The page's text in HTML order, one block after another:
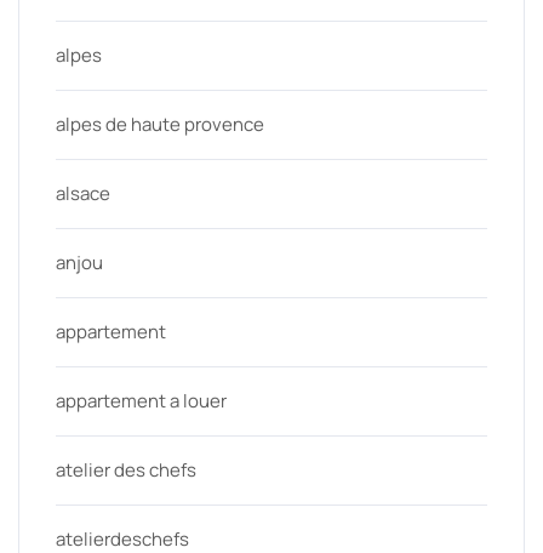
alpes
alpes de haute provence
alsace
anjou
appartement
appartement a louer
atelier des chefs
atelierdeschefs